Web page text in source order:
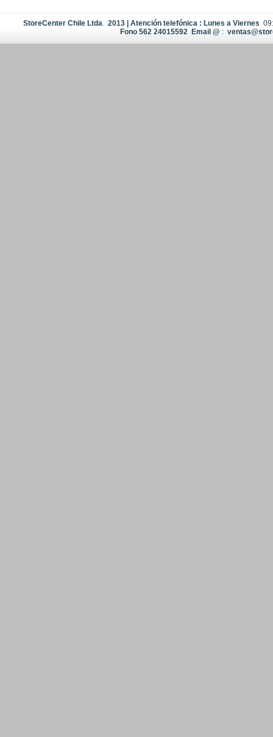
StoreCenter Chile Ltda.2013 Atención telefónica : Lunes a Viernes
Fono 562 24015592 Email@ :